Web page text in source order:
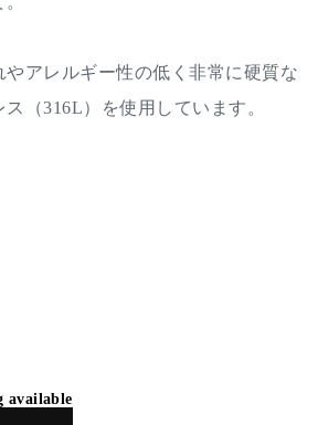
アレルギー性の低く非常に硬質な
（316L）を使用しています。
available